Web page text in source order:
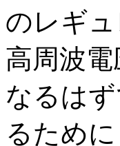
のレギ
高周波
なるは
るために